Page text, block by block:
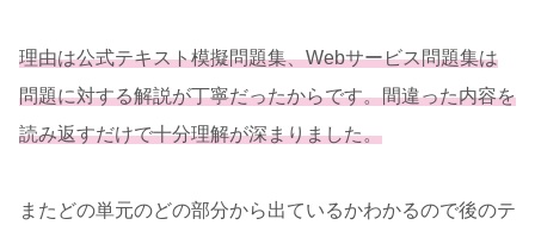
理由は公式テキスト模擬問題集、Webサービス問題集は
問題に対する解説が丁寧だったからです。間違った内容を
読み返すだけで十分理解が深まりました。
またどの単元のどの部分から出ているかわかるので後のテ